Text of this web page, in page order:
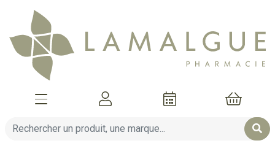
Afficher la navigation
Mon